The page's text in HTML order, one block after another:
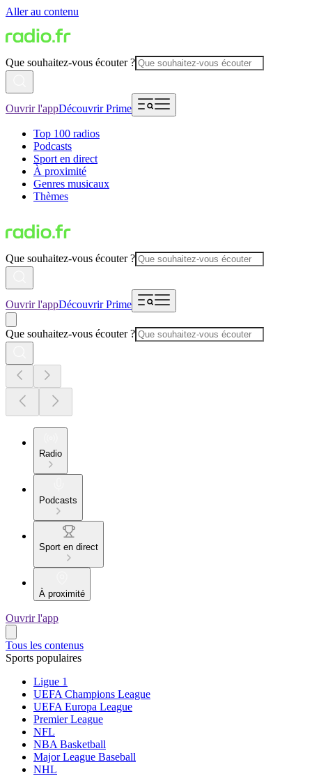
Aller au contenu
Que souhaitez-vous écouter ?
Ouvrir l'appDécouvrir Prime
Top 100 radios
Podcasts
Sport en direct
À proximité
Genres musicaux
Thèmes
Que souhaitez-vous écouter ?
Ouvrir l'appDécouvrir Prime
Que souhaitez-vous écouter ?
Radio
Podcasts
Sport en direct
À proximité
Ouvrir l'app
Tous les contenus
Sports populaires
Ligue 1
UEFA Champions League
UEFA Europa League
Premier League
NFL
NBA Basketball
Major League Baseball
NHL